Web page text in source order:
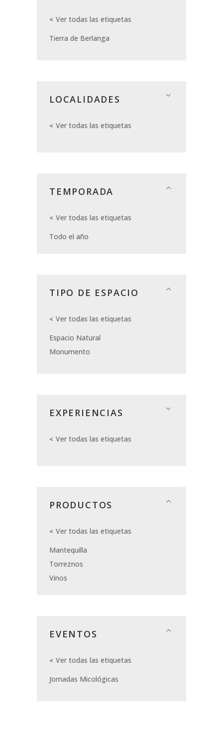
Ver todas las etiquetas
Tierra de Berlanga
LOCALIDADES
Ver todas las etiquetas
TEMPORADA
Ver todas las etiquetas
Todo el año
TIPO DE ESPACIO
Ver todas las etiquetas
Espacio Natural
Monumento
EXPERIENCIAS
Ver todas las etiquetas
PRODUCTOS
Ver todas las etiquetas
Mantequilla
Torreznos
Vinos
EVENTOS
Ver todas las etiquetas
Jornadas Micológicas